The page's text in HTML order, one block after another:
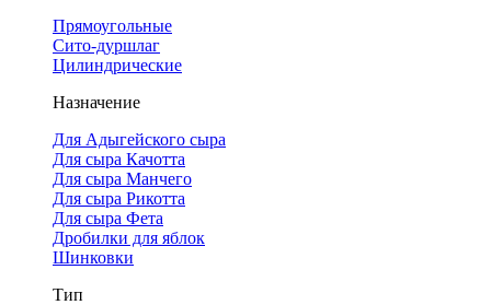
Прямоугольные
Сито-дуршлаг
Цилиндрические
Назначение
Для Адыгейского сыра
Для сыра Качотта
Для сыра Манчего
Для сыра Рикотта
Для сыра Фета
Дробилки для яблок
Шинковки
Тип